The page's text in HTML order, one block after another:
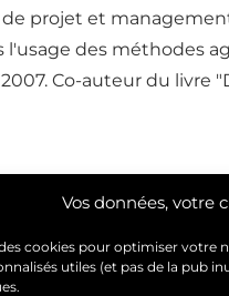
Vos données, votre
cookies pour optimiser votre
utiles (et pas de la pub
projet et
des méthodes
Co-auteur du livre
vous